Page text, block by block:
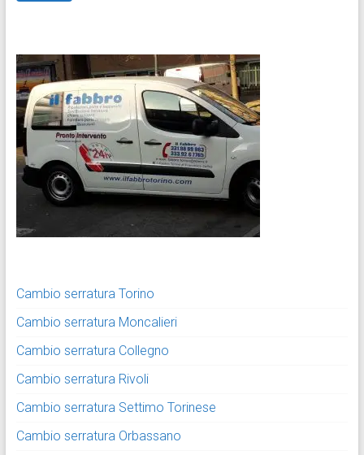
Cambio serratura Torino
Cambio serratura Moncalieri
Cambio serratura Collegno
Cambio serratura Rivoli
Cambio serratura Settimo Torinese
Cambio serratura Orbassano